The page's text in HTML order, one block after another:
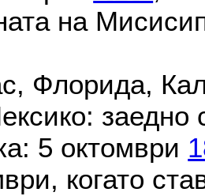
на
Флорида,
заедно
5 октомври
когато